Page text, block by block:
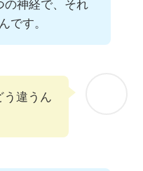
の神経で、それ
です。
う違うん